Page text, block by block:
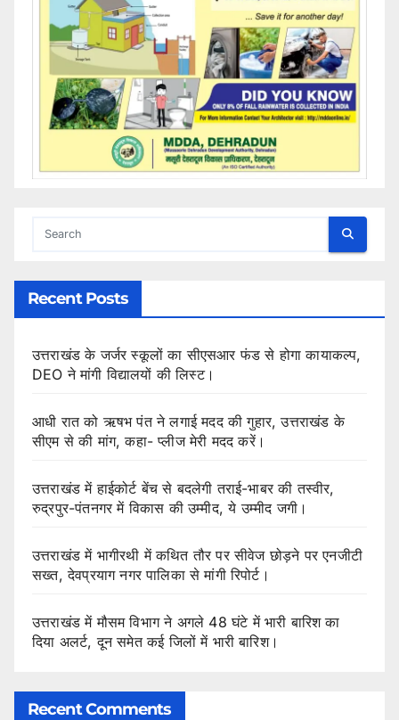
Recent Posts
उत्तराखंड के जर्जर स्कूलों का सीएसआर फंड से होगा कायाकल्प,
DEO ने मांगी विद्यालयों की लिस्ट।
आधी रात को ऋषभ पंत ने लगाई मदद की गुहार, उत्तराखंड के
सीएम से की मांग, कहा- प्लीज मेरी मदद करें।
उत्तराखंड में हाईकोर्ट बेंच से बदलेगी तराई-भाबर की तस्वीर,
रुद्रपुर-पंतनगर में विकास की उम्मीद, ये उम्मीद जगी।
उत्तराखंड में भागीरथी में कथित तौर पर सीवेज छोड़ने पर एनजीटी
सख्त, देवप्रयाग नगर पालिका से मांगी रिपोर्ट।
उत्तराखंड में मौसम विभाग ने अगले 48 घंटे में भारी बारिश का
दिया अलर्ट, दून समेत कई जिलों में भारी बारिश।
Recent Comments